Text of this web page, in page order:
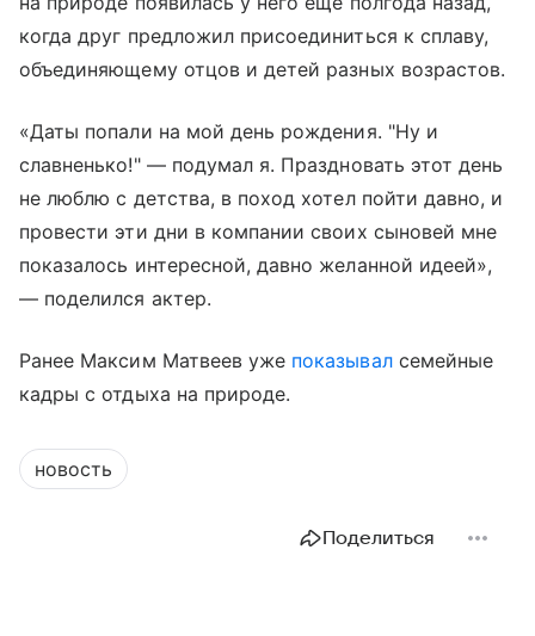
когда друг предложил присоединиться к сплаву,
объединяющему отцов и детей разных возрастов.
«Даты попали на мой день рождения. "Ну и
славненько!" — подумал я. Праздновать этот день
не люблю с детства, в поход хотел пойти давно, и
провести эти дни в компании своих сыновей мне
показалось интересной, давно желанной идеей»,
— поделился актер.
Ранее Максим Матвеев уже показывалсемейные
кадры с отдыха на природе.
новость
Поделиться